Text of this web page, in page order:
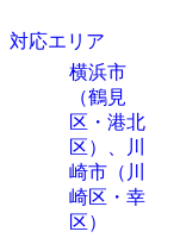
対応エリア
横浜市
（鶴見
区・港北
区）、川
崎市（川
崎区・幸
区）